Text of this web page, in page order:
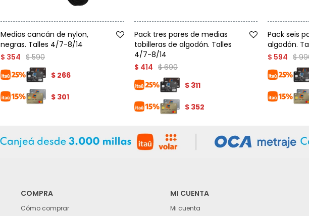
Medias cancán de nylon,
negras. Talles 4/7-8/14
$ 354 $ 590
$ 266
$ 301
Pack tres pares de medias
tobilleras de algodón. Talles
4/7-8/14
$ 414 $ 690
$ 311
$ 352
Pack seis
algodón.
$ 594 $
COMPRA
Cómo comprar
MI CUENTA
Mi cuenta